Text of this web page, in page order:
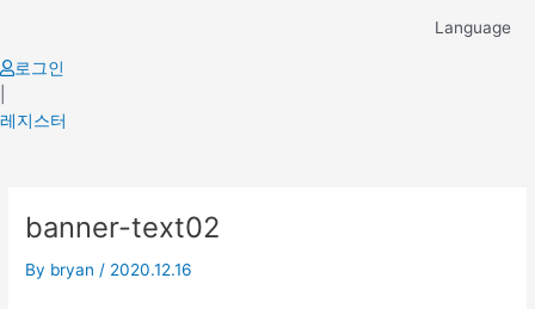
content
Language
로그인
레지스터
banner-text02
By bryan / 2020.12.16
navigation